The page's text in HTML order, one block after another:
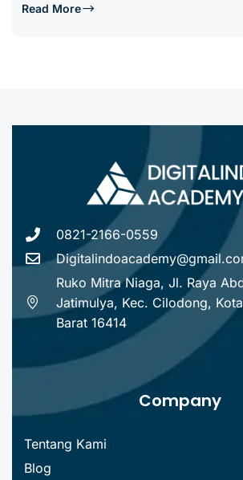
Read More
0821-2166-0559
Ruko Mitra Niaga, Jl. Raya
Jatimulya, Kec. Cilodong,
Barat 16414
Company
Tentang Kami
Blog